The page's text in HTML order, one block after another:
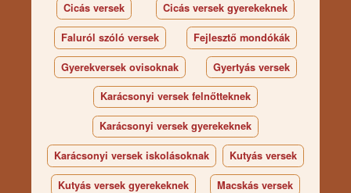
Cicás versek Cicás versek gyerekeknek
Faluról szóló versek Fejlesztő mondókák
Gyerekversek ovisoknak Gyertyás versek
Karácsonyi versek felnőtteknek
Karácsonyi versek gyerekeknek
Karácsonyi versek iskolásoknak Kutyás versek
Kutyás versek gyerekeknek Macskás versek